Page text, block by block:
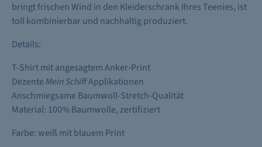
bringt frischen Wind in den Kleiderschrank Ihres Teenies, ist
toll kombinierbar und nachhaltig produziert.
Details:
T-Shirt mit angesagtem Anker-Print
Dezente Mein SchiffApplikationen
Anschmiegsame Baumwoll-Stretch-Qualität
Material: 100% Baumwolle, zertifiziert
Farbe: weiß mit blauem Print